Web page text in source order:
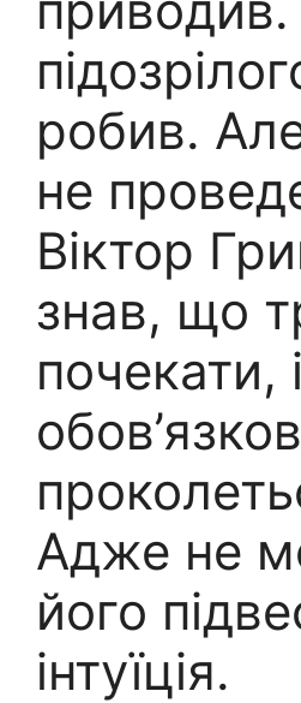
робив.
не
Віктор
знав, що
почекати,
Адже не
його
інтуїція.